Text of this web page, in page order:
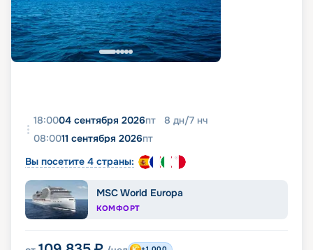
18:0004 сентября 2026пт 8 дн/7 нч
08:0011 сентября 2026пт
Вы посетите 4 страны:
MSC World Europa
КОМФОРТ